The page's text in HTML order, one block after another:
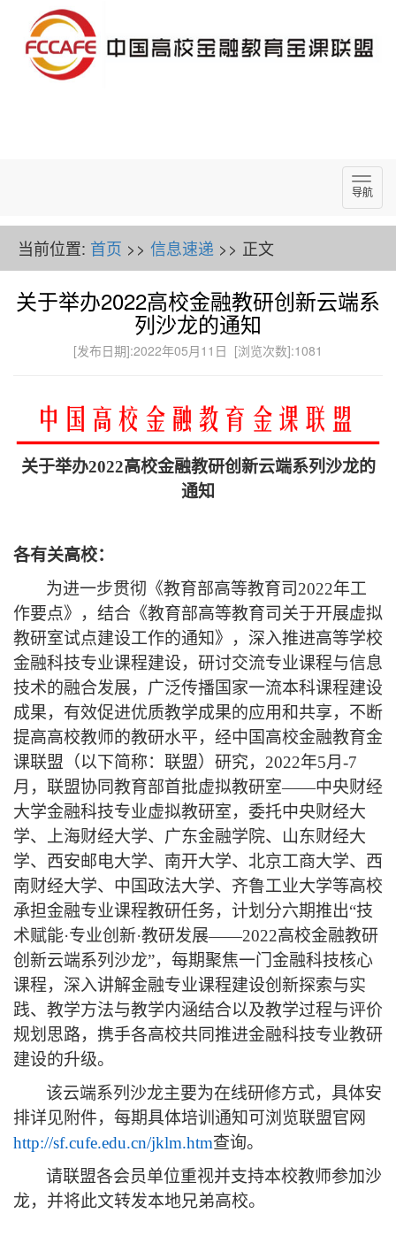
导
航
导航
当前位置: 首页 >> 信息速递 >> 正文
关于举办2022高校金融教研创新云端系
列沙龙的通知
[发布日期]:2022年05月11日 [浏览次数]:1081
关于举办2022高校金融教研创新云端系列沙龙的
通知
各有关高校：
为进一步贯彻《教育部高等教育司 2022年工
作要点》，结合《教育部高等教育司关于开展虚拟
教研室试点建设工作的通知》，深入推进高等学校
金融科技专业课程建设，研讨交流专业课程与信息
技术的融合发展，广泛传播国家一流本科课程建设
成果，有效促进优质教学成果的应用和共享，不断
提高高校教师的教研水平，经中国高校金融教育金
课联盟（以下简称：联盟）研究， 2022年5月 -7
月，联盟协同教育部首批虚拟教研室——中央财经
大学金融科技专业虚拟教研室，委托中央财经大
学、上海财经大学、广东金融学院、山东财经大
学、西安邮电大学、南开大学、北京工商大学、西
南财经大学、中国政法大学、齐鲁工业大学等高校
承担金融专业课程教研任务，计划分六期推出“技
术赋能·专业创新·教研发展——2022高校金融教研
创新云端系列沙龙”，每期聚焦一门金融科技核心
课程，深入讲解金融专业课程建设创新探索与实
践、教学方法与教学内涵结合以及教学过程与评价
规划思路，携手各高校共同推进金融科技专业教研
建设的升级。
该云端系列沙龙主要为在线研修方式，具体安
排详见附件，每期具体培训通知可浏览联盟官网
http://sf.cufe.edu.cn/jklm.htm查询。
请联盟各会员单位重视并支持本校教师参加沙
龙，并将此文转发本地兄弟高校。